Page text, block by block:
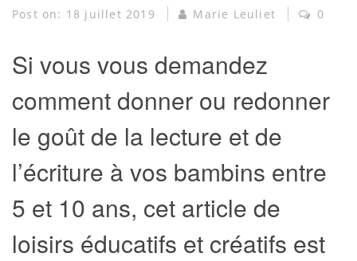
Post on: 18 juillet 2019 Marie Leuliet 0
Si vous vous demandez
comment donner ou redonner
le goût de la lecture et de
l’écriture à vos bambins entre
5 et 10 ans, cet article de
loisirs éducatifs et créatifs est